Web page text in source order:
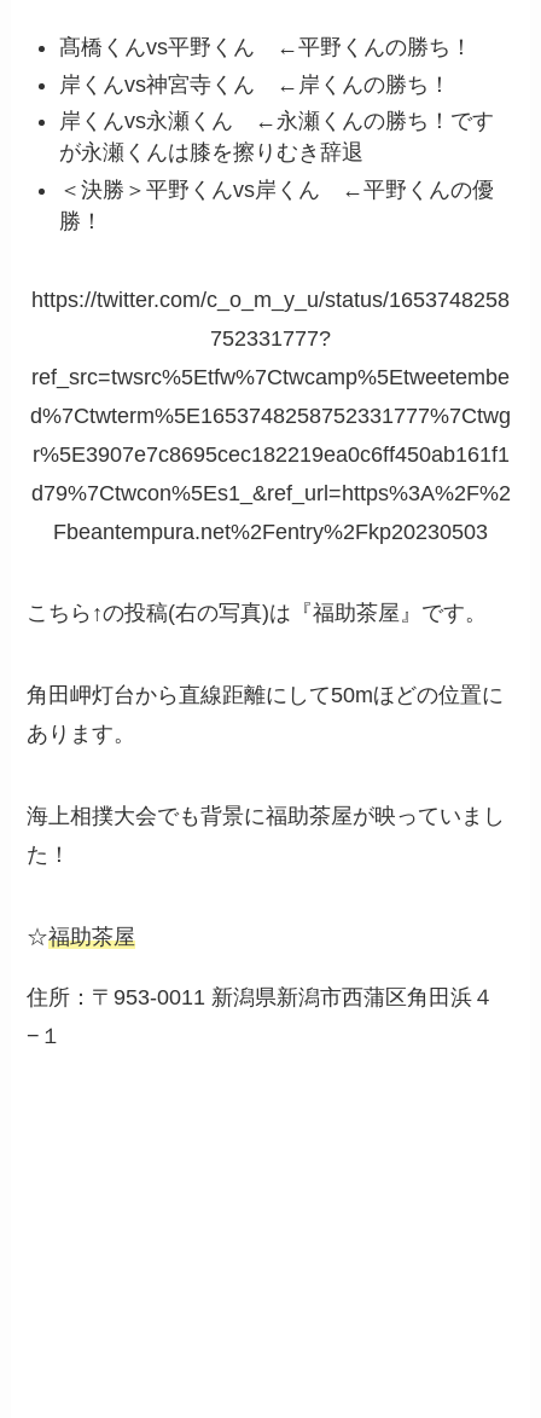
髙橋くんvs平野くん ←平野くんの勝ち！
岸くんvs神宮寺くん ←岸くんの勝ち！
岸くんvs永瀬くん ←永瀬くんの勝ち！です
が永瀬くんは膝を擦りむき辞退
＜決勝＞平野くんvs岸くん ←平野くんの優
勝！
https://twitter.com/c_o_m_y_u/status/1653748258
752331777?
ref_src=twsrc%5Etfw%7Ctwcamp%5Etweetembe
d%7Ctwterm%5E1653748258752331777%7Ctwg
r%5E3907e7c8695cec182219ea0c6ff450ab161f1
d79%7Ctwcon%5Es1_&ref_url=https%3A%2F%2
Fbeantempura.net%2Fentry%2Fkp20230503
こちら↑の投稿(右の写真)は『福助茶屋』です。
角田岬灯台から直線距離にして50mほどの位置に
あります。
海上相撲大会でも背景に福助茶屋が映っていまし
た！
☆福助茶屋
住所：〒953-0011 新潟県新潟市西蒲区角田浜４
−１